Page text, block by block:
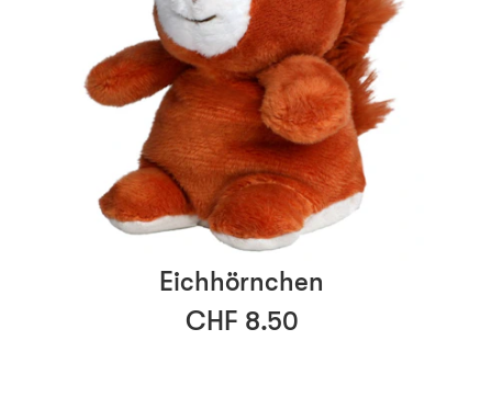
Eichhörnchen
CHF 8.50